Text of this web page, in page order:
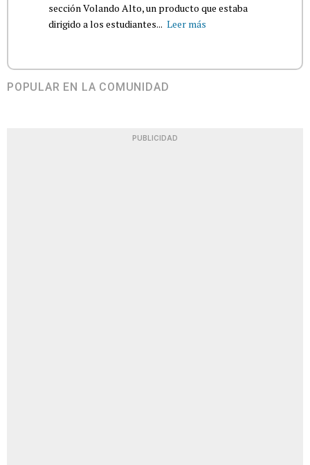
sección Volando Alto, un producto que estaba
dirigido a los estudiantes... Leer más
POPULAR EN LA COMUNIDAD
PUBLICIDAD